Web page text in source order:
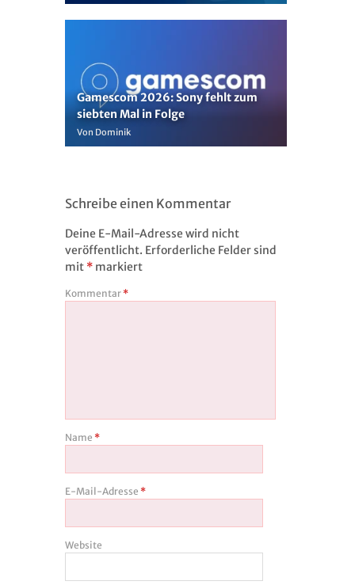
Gamescom 2026: Sony fehlt zum
siebten Mal in Folge
Von Dominik
Schreibe einen Kommentar
Deine E-Mail-Adresse wird nicht
veröffentlicht. Erforderliche Felder sind
mit * markiert
Kommentar *
Name *
E-Mail-Adresse *
Website